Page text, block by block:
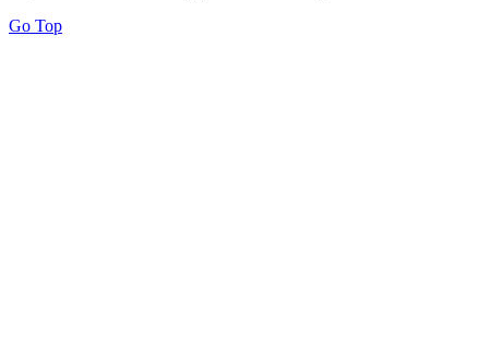
Go Top